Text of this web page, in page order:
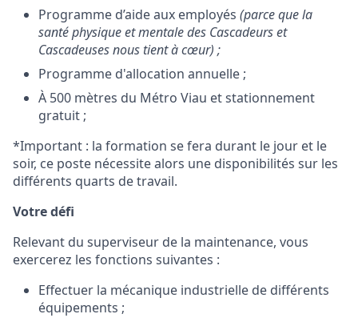
Programme d’aide aux employés (parce que la
santé physique et mentale des Cascadeurs et
Cascadeuses nous tient à cœur) ;
Programme d'allocation annuelle ;
À 500 mètres du Métro Viau et stationnement
gratuit ;
*Important : la formation se fera durant le jour et le
soir, ce poste nécessite alors une disponibilités sur les
différents quarts de travail.
Votre défi
Relevant du superviseur de la maintenance, vous
exercerez les fonctions suivantes :
Effectuer la mécanique industrielle de différents
équipements ;